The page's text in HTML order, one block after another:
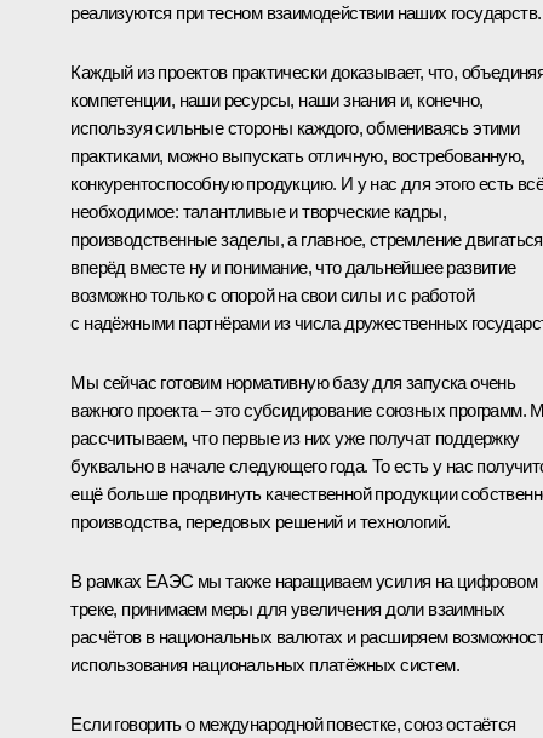
реализуются при тесном взаимодействии наших государств.
Каждый из проектов практически доказывает, что,
компетенции, наши ресурсы, наши знания и, конечно,
используя сильные стороны каждого, обмениваясь этими
практиками, можно выпускать отличную, востребованную,
конкурентоспособную продукцию. И у нас для этого есть
необходимое: талантливые и творческие кадры,
производственные заделы, а главное, стремление двигаться
вперёд вместе ну и понимание, что дальнейшее развитие
возможно только с опорой на свои силы и с работой
с надёжными партнёрами из числа дружественных
Мы сейчас готовим нормативную базу для запуска очень
важного проекта – это субсидирование союзных программ.
рассчитываем, что первые из них уже получат поддержку
буквально в начале следующего года. То есть у нас
ещё больше продвинуть качественной продукции
производства, передовых решений и технологий.
В рамках ЕАЭС мы также наращиваем усилия на цифровом
треке, принимаем меры для увеличения доли взаимных
расчётов в национальных валютах и расширяем
использования национальных платёжных систем.
Если говорить о международной повестке, союз остаётся